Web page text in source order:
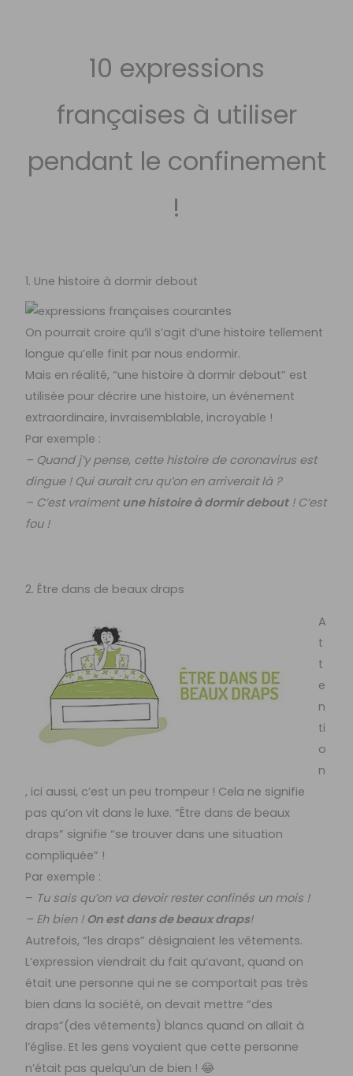
10 expressions
françaises à utiliser
pendant le confinement
!
1. Une histoire à dormir debout
On pourrait croire qu’il s’agit d’une histoire tellement
longue qu’elle finit par nous endormir.
Mais en réalité, “une histoire à dormir debout” est
utilisée pour décrire une histoire, un événement
extraordinaire, invraisemblable, incroyable !
Par exemple :
– Quand j’y pense, cette histoire de coronavirus est
dingue ! Qui aurait cru qu’on en arriverait là ?
– C’est vraiment une histoire à dormir debout! C’est
fou !
2. Être dans de beaux draps
A
t
t
e
n
ti
o
n
, ici aussi, c’est un peu trompeur ! Cela ne signifie
pas qu’on vit dans le luxe. “Être dans de beaux
draps” signifie “se trouver dans une situation
compliquée” !
Par exemple :
– Tu sais qu’on va devoir rester confinés un mois !
– Eh bien ! On est dans de beaux draps!
Autrefois, “les draps” désignaient les vêtements.
L’expression viendrait du fait qu’avant, quand on
était une personne qui ne se comportait pas très
bien dans la société, on devait mettre “des
draps”(des vêtements) blancs quand on allait à
l’église. Et les gens voyaient que cette personne
n’était pas quelqu’un de bien ! 😂